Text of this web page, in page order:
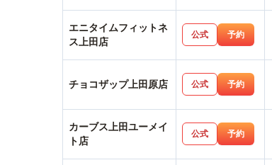
エニタイムフィットネ
ス上田店
公式 予約
チョコザップ上田原店 公式 予約
カーブス上田ユーメイ
ト店
公式 予約